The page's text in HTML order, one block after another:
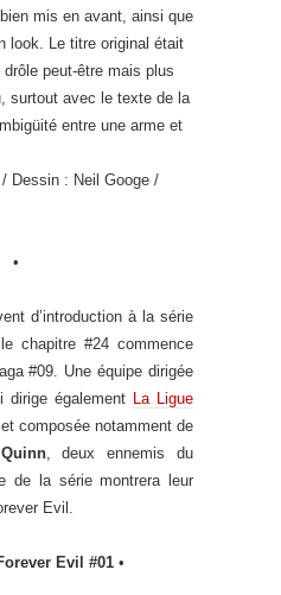
mis en avant, ainsi que
look. Le titre original était
peut-être mais plus
surtout avec le texte de la
entre une arme et
Dessin : Neil Googe /
•
d’introduction à la série
chapitre #24 commence
#09. Une équipe dirigée
dirige également La Ligue
composée notamment de
, deux ennemis du
de la série montrera leur
Evil.
Evil #01 •